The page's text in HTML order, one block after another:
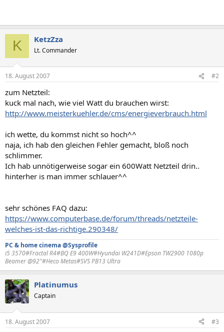
K KetzZza
Lt. Commander
18. August 2007 #2
zum Netzteil:
kuck mal nach, wie viel Watt du brauchen wirst:
http://www.meisterkuehler.de/cms/energieverbrauch.html
ich wette, du kommst nicht so hoch^^
naja, ich hab den gleichen Fehler gemacht, bloß noch
schlimmer.
Ich hab unnötigerweise sogar ein 600Watt Netzteil drin..
hinterher is man immer schlauer^^
sehr schönes FAQ dazu:
https://www.computerbase.de/forum/threads/netzteile-
welches-ist-das-richtige.290348/
PC & home cinema @Sysprofile
i5 3570#Fractal R4#BQ E9 400W#Hyundai W241D#Epson TW2900 1080p
Beamer @92"#Heco Metas#SVS PB13 Ultra
Platinumus
Captain
18. August 2007 #3